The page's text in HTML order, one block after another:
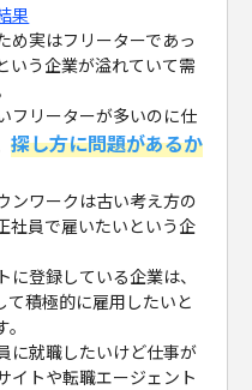
果
め実はフリーターであっ
いう企業が溢れていて需
フリーターが多いのに仕
探し方に問題があるか
ンワークは古い考え方の
社員で雇いたいという企
登録している企業は、
て積極的に雇用したいと
に就職したいけど仕事が
イトや転職エージェント